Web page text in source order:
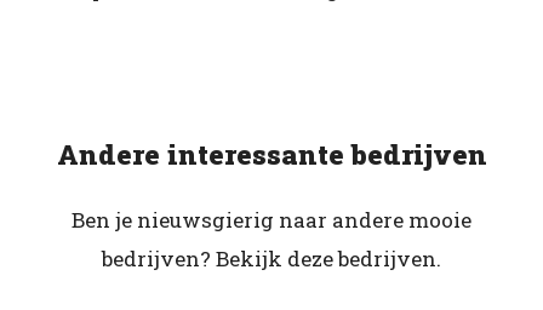
Andere interessante bedrijven
Ben je nieuwsgierig naar andere mooie
bedrijven? Bekijk deze bedrijven.